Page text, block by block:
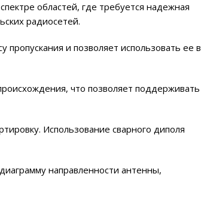
областей, где требуется надежная
радиосетей.
и позволяет использовать ее в
что позволяет поддерживать
Использование сварного диполя
направленности антенны,